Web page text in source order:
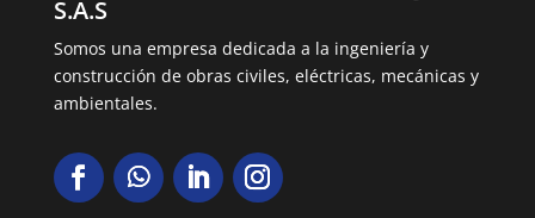
S.A.S
Somos una empresa dedicada a la ingeniería y
construcción de obras civiles, eléctricas, mecánicas y
ambientales.